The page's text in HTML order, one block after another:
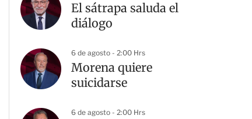
El sátrapa saluda el
diálogo
6 de agosto - 2:00 Hrs
Morena quiere
suicidarse
6 de agosto - 2:00 Hrs